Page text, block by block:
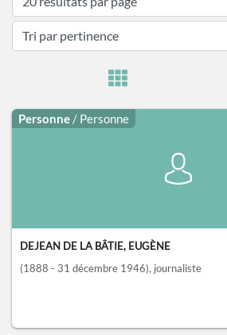
Personne / Personne
DEJEAN DE LA BÂTIE, EUGÈNE
(1888 - 31 décembre 1946), journaliste